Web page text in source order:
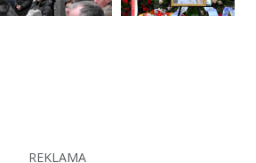
REKLAMA